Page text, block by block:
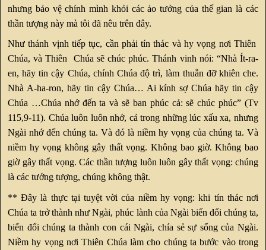
nhưng bảo vệ chính mình khỏi các ảo tưởng của thế gian là các
thần tượng này mà tôi đã nêu trên đây.
Như thánh vịnh tiếp tục, cần phải tín thác và hy vọng nơi Thiên
Chúa, và Thiên Chúa sẽ chúc phúc. Thánh vinh nói: “Nhà Ít-ra-
en, hãy tin cậy Chúa, chính Chúa độ trì, làm thuẫn đỡ khiên che.
Nhà A-ha-ron, hãy tin cậy Chúa… Ai kính sợ Chúa hãy tin cậy
Chúa …Chúa nhớ đến ta và sẽ ban phúc cả: sẽ chúc phúc” (Tv
115,9-11). Chúa luôn luôn nhớ, cả trong những lúc xấu xa, nhưng
Ngài nhớ đến chúng ta. Và đó là niềm hy vọng của chúng ta. Và
niềm hy vọng không gây thất vọng. Không bao giờ. Không bao
giờ gây thất vọng. Các thần tượng luôn luôn gây thất vọng: chúng
là các tưởng tượng, chúng không thật.
** Đây là thực tại tuyệt vời của niềm hy vọng: khi tín thác nơi
Chúa ta trở thành như Ngài, phúc lành của Ngài biến đổi chúng ta,
biến đổi chúng ta thành con cái Ngài, chía sẻ sự sống của Ngài.
Niềm hy vọng nơi Thiên Chúa làm cho chúng ta bước vào trong